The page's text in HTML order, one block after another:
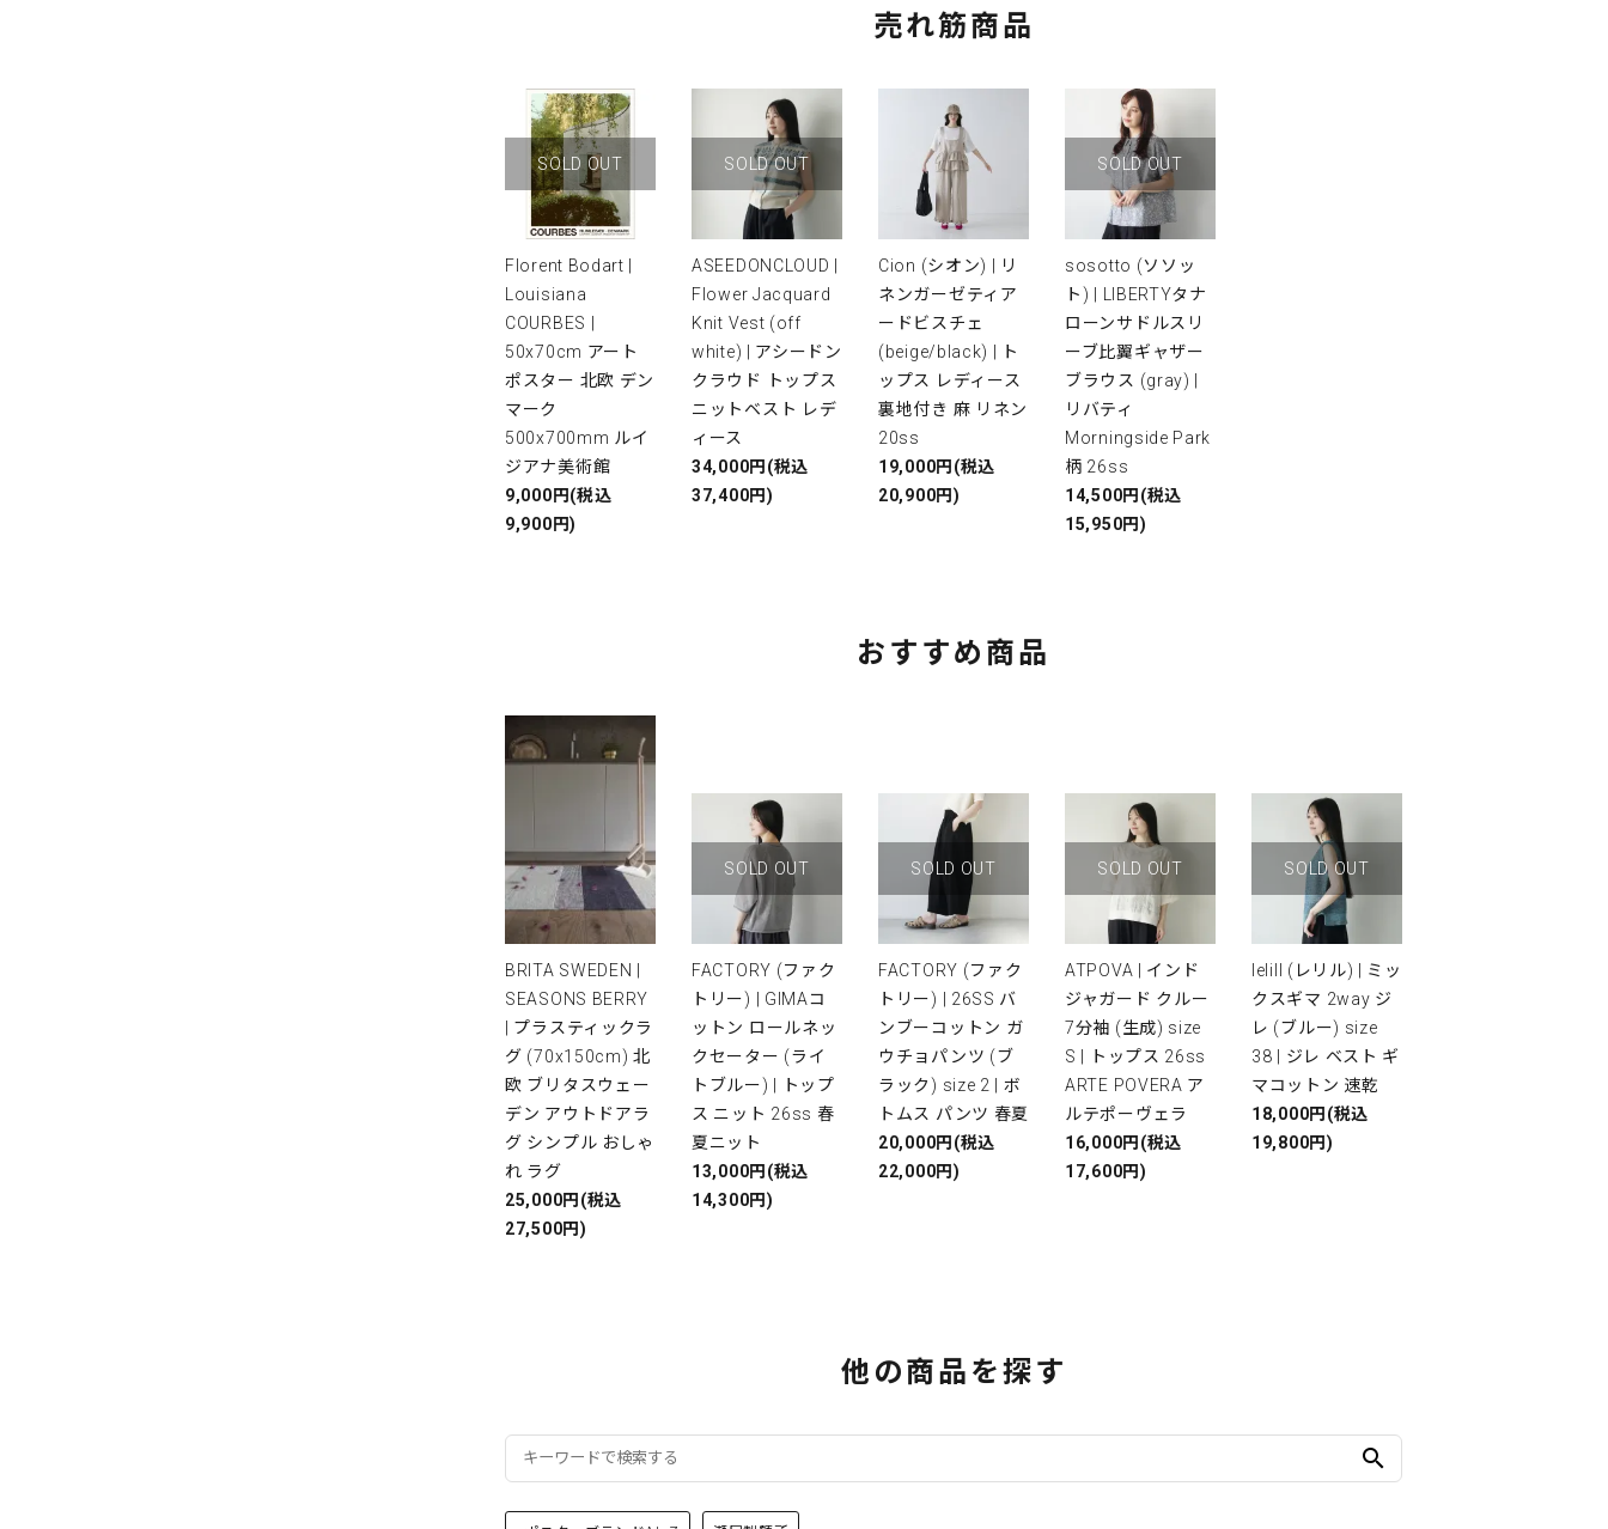
売れ筋商品
SOLD OUT
Florent Bodart |
Louisiana
COURBES |
50x70cm アート
ポスター 北欧 デン
マーク
500x700mm ルイ
ジアナ美術館
9,000円(税込
9,900円)
SOLD OUT
ASEEDONCLOUD |
Flower Jacquard
Knit Vest (off
white) | アシードン
クラウド トップス
ニットベスト レデ
ィース
34,000円(税込
37,400円)
Cion (シオン) | リ
ネンガーゼティア
ードビスチェ
(beige/black) | ト
ップス レディース
裏地付き 麻 リネン
20ss
19,000円(税込
20,900円)
SOLD OUT
sosotto (ソソッ
ト) | LIBERTYタナ
ローンサドルスリ
ーブ比翼ギャザー
ブラウス (gray) |
リバティ
Morningside Park
柄 26ss
14,500円(税込
15,950円)
おすすめ商品
BRITA SWEDEN |
SEASONS BERRY
| プラスティックラ
グ (70x150cm) 北
欧 ブリタスウェー
デン アウトドアラ
グ シンプル おしゃ
れ ラグ
25,000円(税込
27,500円)
SOLD OUT
FACTORY (ファク
トリー) | GIMAコ
ットン ロールネッ
クセーター (ライ
トブルー) | トップ
ス ニット 26ss 春
夏ニット
13,000円(税込
14,300円)
SOLD OUT
FACTORY (ファク
トリー) | 26SS バ
ンブーコットン ガ
ウチョパンツ (ブ
ラック) size 2 | ボ
トムス パンツ 春夏
20,000円(税込
22,000円)
SOLD OUT
ATPOVA | インド
ジャガード クルー
7分袖 (生成) size
S | トップス 26ss
ARTE POVERA ア
ルテポーヴェラ
16,000円(税込
17,600円)
SOLD OUT
lelill (レリル) | ミッ
クスギマ 2way ジ
レ (ブルー) size
38 | ジレ ベスト ギ
マコットン 速乾
18,000円(税込
19,800円)
他の商品を探す
search